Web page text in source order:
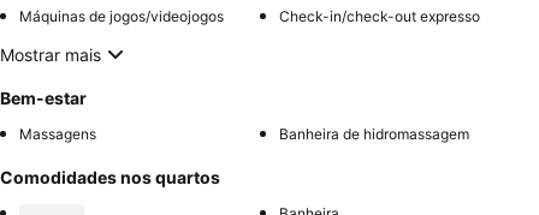
Máquinas de jogos/videojogos
Check-in/check-out expresso
Mostrar mais
Bem-estar
Massagens Banheira de hidromassagem
Comodidades nos quartos